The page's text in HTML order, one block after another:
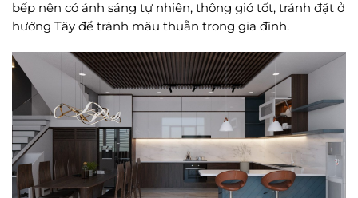
bếp nên có ánh sáng tự nhiên, thông gió tốt, tránh đặt ở
hướng Tây để tránh mâu thuẫn trong gia đình.